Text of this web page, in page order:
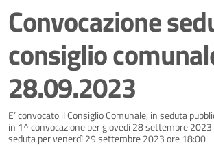
Convocazione
consiglio
28.09.2023
Dettagli della notizia
E’ convocato il Consiglio Comunale, in seduta
in 1^ convocazione per giovedì 28 settembre
seduta per venerdì 29 settembre 2023 ore 18:00